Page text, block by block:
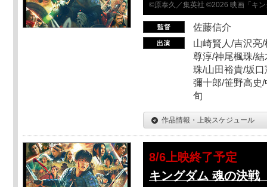
©原泰久／集英社 ©2026 映画「キ
佐藤信介
山崎賢人/吉沢亮
尊淳/神尾楓珠/
珠/山田裕貴/坂
彌十郎/笹野高史
旬
作品情報・上映スケジュール
8/6上映終了予定
キングダム 魂の決